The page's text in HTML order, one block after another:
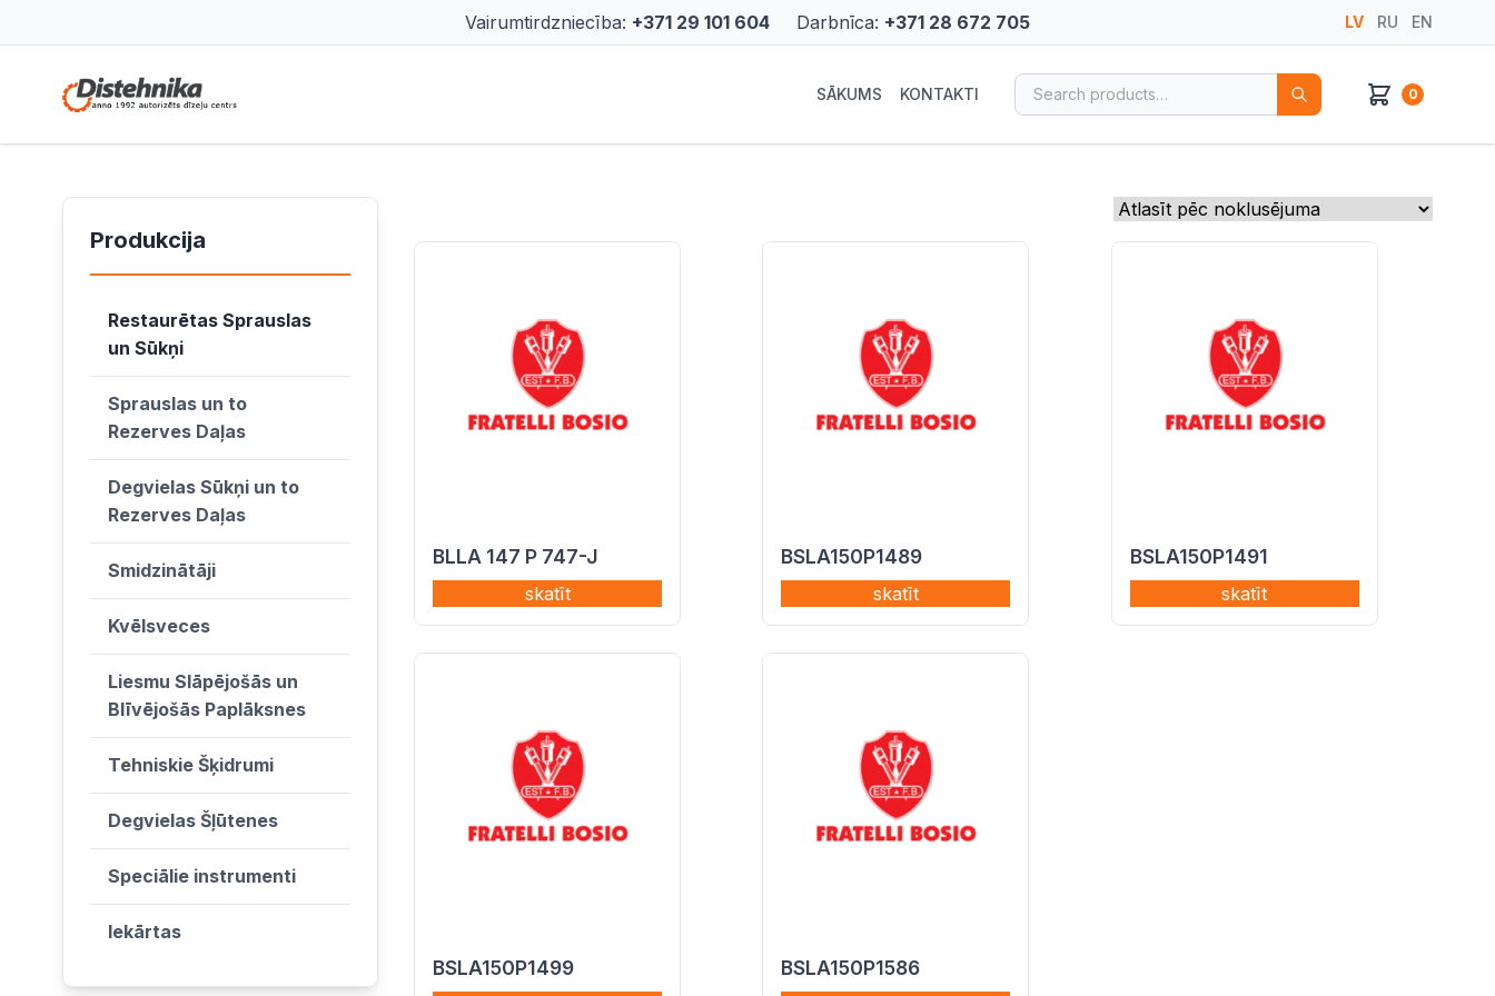
Vairumtirdzniecība: +371 29 101 604 Darbnīca: +371 28 672 705 LV RU EN
SĀKUMS KONTAKTI Search for: 0
Produkcija
Restaurētas Sprauslas
un Sūkņi
Sprauslas un to
Rezerves Daļas
Degvielas Sūkņi un to
Rezerves Daļas
Smidzinātāji
Kvēlsveces
Liesmu Slāpējošās un
Blīvējošās Paplāksnes
Tehniskie Šķidrumi
Degvielas Šļūtenes
Speciālie instrumenti
Iekārtas
BLLA 147 P 747-J
skatīt
BSLA150P1489
skatīt
BSLA150P1491
skatīt
BSLA150P1499 BSLA150P1586